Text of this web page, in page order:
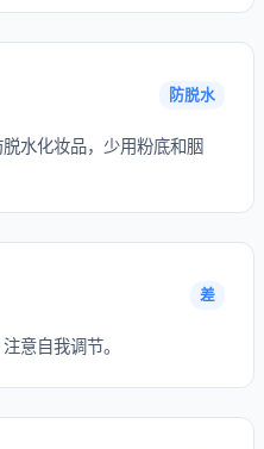
防脱水
水化妆品，少用粉底和胭
差
意自我调节。